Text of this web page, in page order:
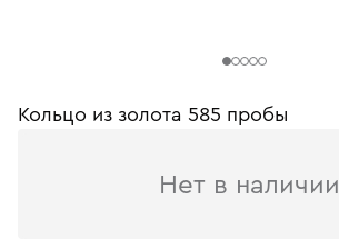
Кольцо из золота 585 пробы
Нет в наличии